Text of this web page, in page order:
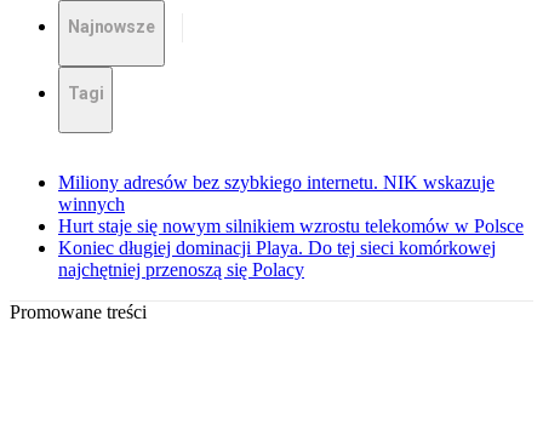
Najnowsze
Tagi
Miliony adresów bez szybkiego internetu. NIK wskazuje
winnych
Hurt staje się nowym silnikiem wzrostu telekomów w Polsce
Koniec długiej dominacji Playa. Do tej sieci komórkowej
najchętniej przenoszą się Polacy
Promowane treści